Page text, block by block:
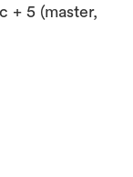
+ 5 (master,